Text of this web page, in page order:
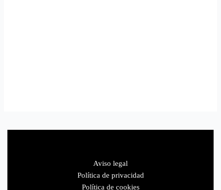
Aviso legal
Política de privacidad
Política de cookies